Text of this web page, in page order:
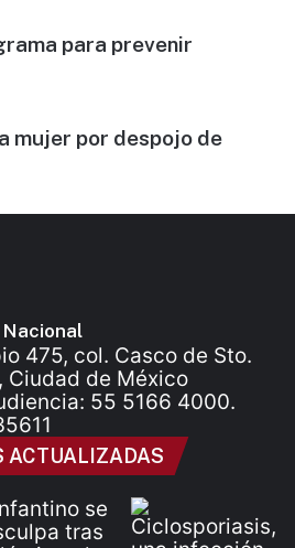
para prevenir
mujer por despojo de
475, col. Casco de Sto.
Ciudad de México
55 5166 4000.
ACTUALIZADAS